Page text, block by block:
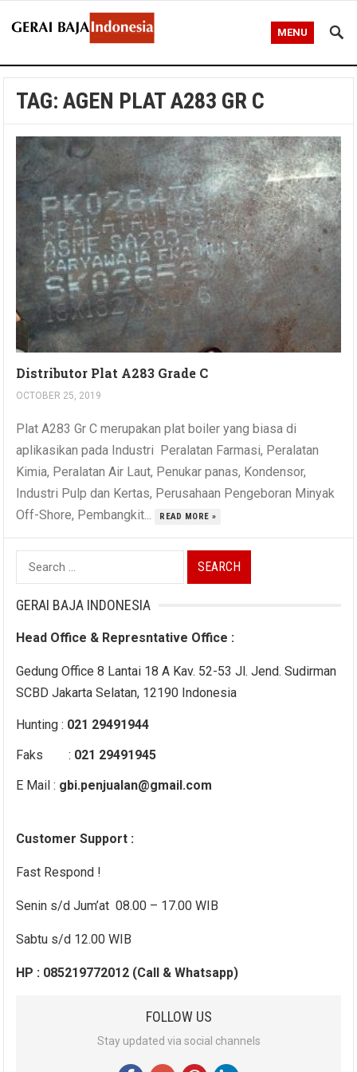
MENU
TAG:AGEN PLAT A283 GR C
Distributor Plat A283 Grade C
OCTOBER 25, 2019
Plat A283 Gr C merupakan plat boiler yang biasa di
aplikasikan pada Industri Peralatan Farmasi, Peralatan
Kimia, Peralatan Air Laut, Penukar panas, Kondensor,
Industri Pulp dan Kertas, Perusahaan Pengeboran Minyak
Off-Shore, Pembangkit...
READ MORE »
Search
for:
GERAI BAJA INDONESIA
Head Office & Represntative Office :
Gedung Office 8 Lantai 18 A Kav. 52-53 Jl. Jend. Sudirman
SCBD Jakarta Selatan, 12190 Indonesia
Hunting : 021 29491944
Faks : 021 29491945
E Mail : gbi.penjualan@gmail.com
Customer Support :
Fast Respond !
Senin s/d Jum’at 08.00 – 17.00 WIB
Sabtu s/d 12.00 WIB
HP : 085219772012 (Call & Whatsapp)
FOLLOW US
Stay updated via social channels